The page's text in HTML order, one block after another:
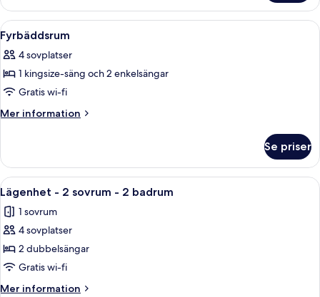
trippelrum
Öppna
alla
foton
för
Fyrbäddsrum
Duntäcken, Select Comfort-
5
Fyrbäddsrum
4 sovplatser
1 kingsize-säng och 2 enkelsängar
Gratis wi-fi
Mer information
Mer
Se priser
Öppna
alla
foton
för
Lägenhet
-
2
Ett sovrum med en säng, ett
9
Lägenhet - 2 sovrum - 2 badrum
1 sovrum
4 sovplatser
2 dubbelsängar
Gratis wi-fi
Mer information
Mer